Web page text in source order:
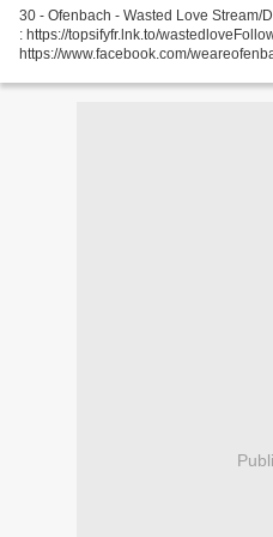
30 - Ofenbach - Wasted Love Stream/
: https://topsifyfr.lnk.to/
https://www.facebook.com/